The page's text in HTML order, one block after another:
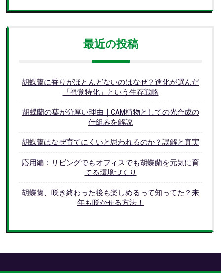
最近の投稿
胡蝶蘭に香りがほとんどないのはなぜ？進化が選んだ
「視覚特化」という生存戦略
胡蝶蘭の葉が分厚い理由｜CAM植物としての光合成の
仕組みを解説
胡蝶蘭はなぜ育てにくいと思われるのか？誤解と真実
応用編：リビングでもオフィスでも胡蝶蘭を元気に育
てる環境づくり
胡蝶蘭、咲き終わった後も楽しめるって知ってた？来
年も咲かせる方法！